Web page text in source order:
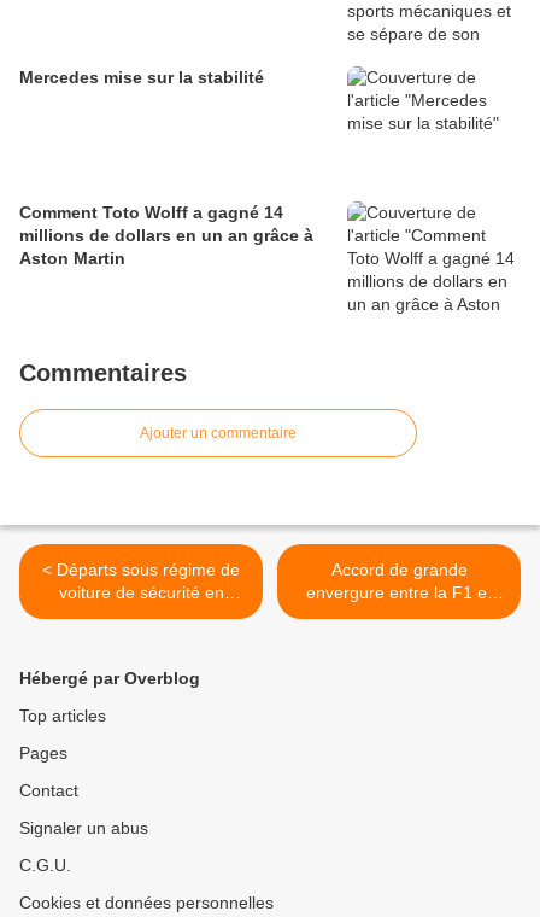
Mercedes mise sur la stabilité
Comment Toto Wolff a gagné 14
millions de dollars en un an grâce à
Aston Martin
Commentaires
Ajouter un commentaire
< Départs sous régime de
voiture de sécurité en
Autriche et à Silverstone
Accord de grande
envergure entre la F1 et
Amazon >
Hébergé par Overblog
Top articles
Pages
Contact
Signaler un abus
C.G.U.
Cookies et données personnelles